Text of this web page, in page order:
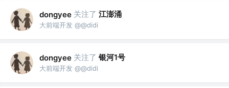
dongyee 关注了 江澎涌
大前端开发 @@didi
dongyee 关注了 银河1号
大前端开发 @@didi